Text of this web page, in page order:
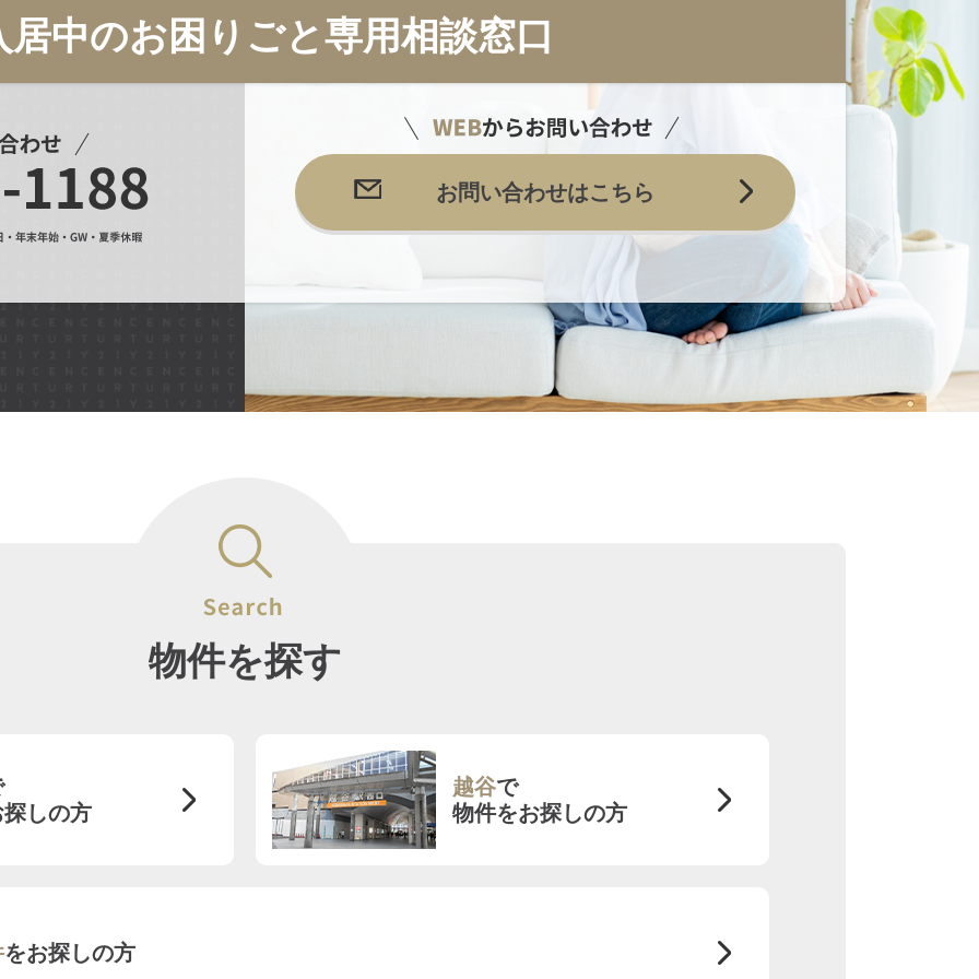
居中のお困りごと専用相談窓口
お問い合わせはこちら
物件を探す
しの方
越谷で
物件をお探しの方
をお探しの方